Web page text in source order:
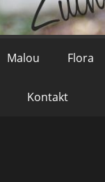
Malou Flora
Kontakt